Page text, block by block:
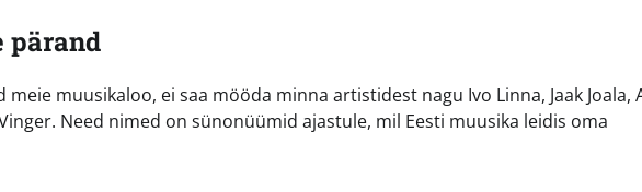
pärand
muusikaloo, ei saa mööda minna artistidest nagu Ivo Linna, Jaak Joala,
Need nimed on sünonüümid ajastule, mil Eesti muusika leidis oma